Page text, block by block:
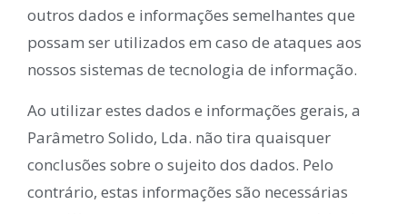
outros dados e informações semelhantes que
possam ser utilizados em caso de ataques aos
nossos sistemas de tecnologia de informação.
Ao utilizar estes dados e informações gerais, a
Parâmetro Solido, Lda. não tira quaisquer
conclusões sobre o sujeito dos dados. Pelo
contrário, estas informações são necessárias